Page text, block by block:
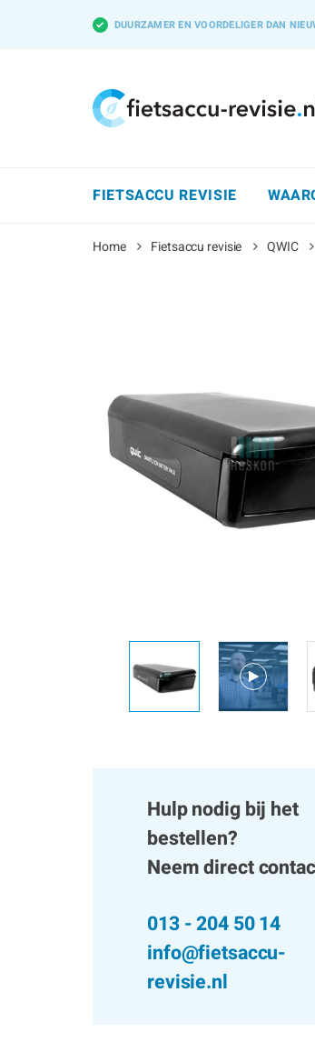
✓ DUURZAMER EN VOORDELIGER DAN
FIETSACCU REVISIE
Home Fietsaccu revisie QWIC
Hulp nodig bij het
bestellen?
Neem direct
013 - 204 50 14
info@fietsaccu-
revisie.nl